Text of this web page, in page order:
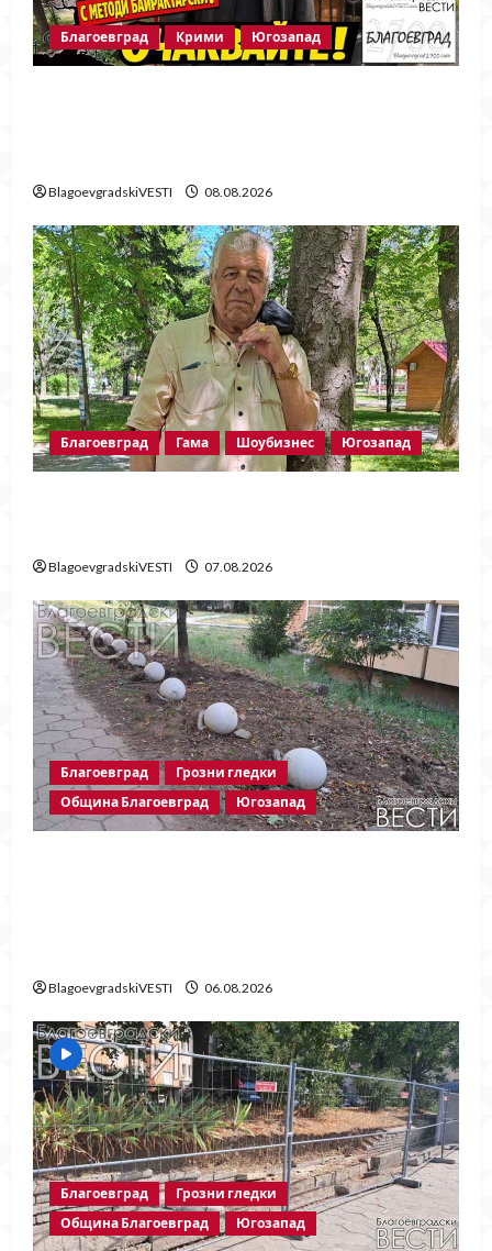
Благоевград Крими Югозапад
BlagoevgradskiVESTI 08.08.2026
Благоевград Гама Шоубизнес Югозапад
BlagoevgradskiVESTI 07.08.2026
Благоевград
Грозни гледки
Община Благоевград
Югозапад
BlagoevgradskiVESTI 06.08.2026
Благоевград
Грозни гледки
Община Благоевград
Югозапад